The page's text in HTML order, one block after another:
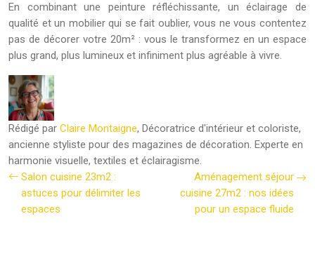
En combinant une peinture réfléchissante, un éclairage de
qualité et un mobilier qui se fait oublier, vous ne vous contentez
pas de décorer votre 20m² : vous le transformez en un espace
plus grand, plus lumineux et infiniment plus agréable à vivre.
Rédigé par Claire Montaigne, Décoratrice d'intérieur et coloriste,
ancienne styliste pour des magazines de décoration. Experte en
harmonie visuelle, textiles et éclairagisme.
Salon cuisine 23m2 :
astuces pour délimiter les
espaces
Aménagement séjour
cuisine 27m2 : nos idées
pour un espace fluide